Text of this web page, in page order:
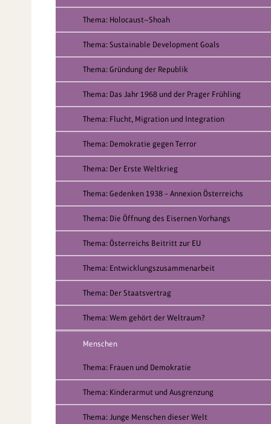
Thema: Holocaust—Shoah
Thema: Sustainable Development Goals
Thema: Gründung der Republik
Thema: Das Jahr 1968 und der Prager Frühling
Thema: Flucht, Migration und Integration
Thema: Demokratie gegen Terror
Thema: Der Erste Weltkrieg
Thema: Gedenken 1938 – Annexion Österreichs
Thema: Die Öffnung des Eisernen Vorhangs
Thema: Österreichs Beitritt zur EU
Thema: Entwicklungszusammenarbeit
Thema: Der Staatsvertrag
Thema: Wem gehört der Weltraum?
Menschen
Thema: Frauen und Demokratie
Thema: Kinderarmut und Ausgrenzung
Thema: Junge Menschen dieser Welt